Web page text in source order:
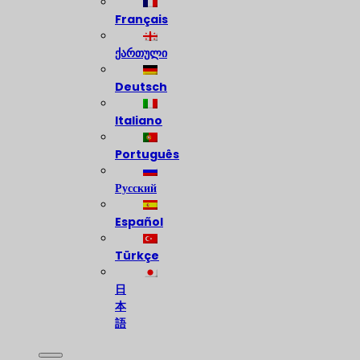
Français
ქართული
Deutsch
Italiano
Português
Русский
Español
Türkçe
日
本
語